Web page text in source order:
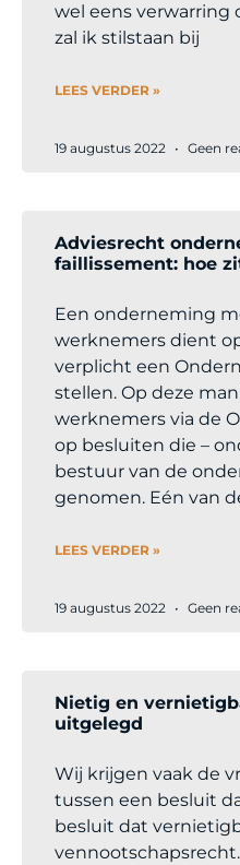
wel eens verwarring
zal ik stilstaan bij
LEES VERDER »
19 augustus 2022 Geen
Adviesrecht
faillissement: hoe
Een onderneming
werknemers dient
verplicht een
stellen. Op deze
werknemers via de
op besluiten die –
bestuur van de
genomen. Eén van
LEES VERDER »
19 augustus 2022 Geen
Nietig en
uitgelegd
Wij krijgen vaak de
tussen een besluit
besluit dat